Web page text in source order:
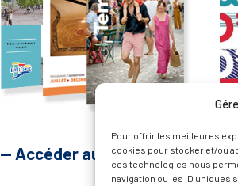
Pour offrir les meilleures
cookies pour stocker et/ou
ces technologies nous
navigation ou les ID uniques
— Accéder au kiosque —